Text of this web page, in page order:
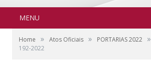
MENU
Home » Atos Oficiais » PORTARIAS 2022 »
192-2022